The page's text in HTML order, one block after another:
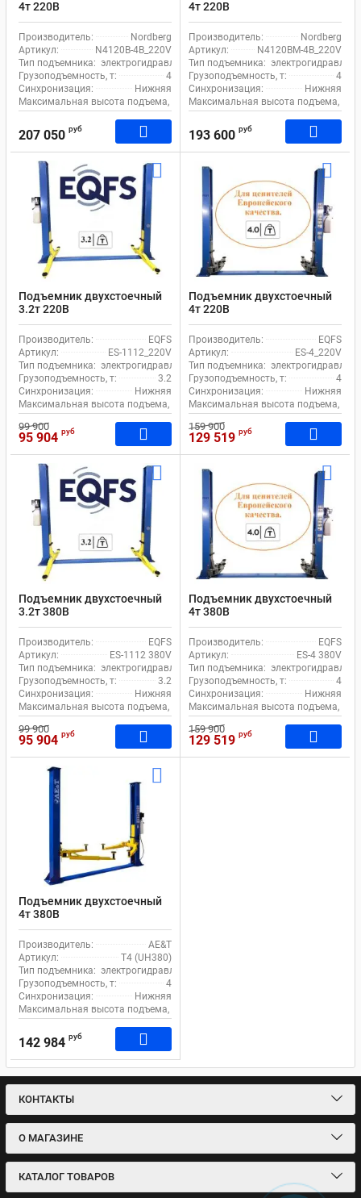
4т 220В
электрогидравлический с
нижней синхронизацией
Nordberg N4120B-4B_220V с
проставками
Производитель:
Nordberg
Артикул:
N4120B-4B_220V
Тип подъемника: электрогидравлический
Грузоподъемность, т:
4
Синхронизация:
Нижняя
Максимальная высота подъема, мм:
1900
207 050 руб
4т 220В
электрогидравлический с
нижней синхронизацией
Nordberg N4120BM-4B_220V
с проставками
Производитель:
Nordberg
Артикул:
N4120BM-4B_220V
Тип подъемника:
Грузоподъемность, т:
4
Синхронизация:
Нижняя
Максимальная высота подъема, мм:
193 600 руб
Подъемник двухстоечный
3.2т 220В
электрогидравлический с
нижней синхронизацией
EQFS ES-1112_220V Bucher
Hydraulics
Производитель:
EQFS
Артикул:
ES-1112_220V
Тип подъемника: электрогидравлический
Грузоподъемность, т:
3.2
Синхронизация:
Нижняя
Максимальная высота подъема, мм:
1920
99 900
95 904 руб
Подъемник двухстоечный
4т 220В
электрогидравлический с
нижней синхронизацией
EQFS ES-4_220V
Производитель:
EQFS
Артикул:
ES-4_220V
Тип подъемника:
Грузоподъемность, т:
4
Синхронизация:
Нижняя
Максимальная высота подъема, мм:
159 900
129 519 руб
Подъемник двухстоечный
3.2т 380В
электрогидравлический с
нижней синхронизацией
EQFS ES-1112 380V Bucher
Hydraulics
Производитель:
EQFS
Артикул:
ES-1112 380V
Тип подъемника: электрогидравлический
Грузоподъемность, т:
3.2
Синхронизация:
Нижняя
Максимальная высота подъема, мм:
1920
99 900
95 904 руб
Подъемник двухстоечный
4т 380В
электрогидравлический с
нижней синхронизацией
EQFS ES-4 380V
Производитель:
EQFS
Артикул:
ES-4 380V
Тип подъемника:
Грузоподъемность, т:
4
Синхронизация:
Нижняя
Максимальная высота подъема, мм:
159 900
129 519 руб
Подъемник двухстоечный
4т 380В
электрогидравлический с
нижней синхронизацией
AE&T T4 (UH380)
Производитель:
AE&T
Артикул:
T4 (UH380)
Тип подъемника: электрогидравлический
Грузоподъемность, т:
4
Синхронизация:
Нижняя
Максимальная высота подъема, мм:
142 984 руб
КОНТАКТЫ
О МАГАЗИНЕ
КАТАЛОГ ТОВАРОВ